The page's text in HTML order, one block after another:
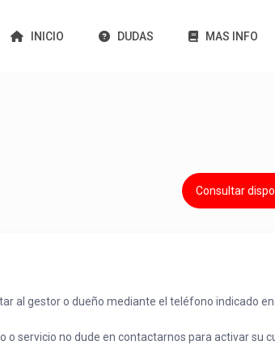
INICIO DUDAS MAS INFO
Consultar
al gestor o dueño mediante el teléfono indicado
servicio no dude en contactarnos para activar su